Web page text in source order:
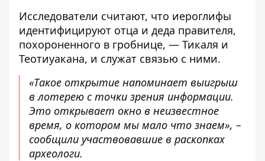
Исследователи считают, что иероглифы
идентифицируют отца и деда правителя,
похороненного в гробнице, — Тикаля и
Теотиуакана, и служат связью с ними.
«Такое открытие напоминает выигрыш
в лотерею с точки зрения информации.
Это открывает окно в неизвестное
время, о котором мы мало что знаем», –
сообщили участвовавшие в раскопках
археологи.